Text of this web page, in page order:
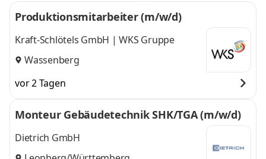
Produktionsmitarbeiter (m/w/d)
Kraft-Schlötels GmbH | WKS Gruppe
Wassenberg
vor 2 Tagen
Monteur Gebäudetechnik SHK/TGA (m/w/d)
Dietrich GmbH